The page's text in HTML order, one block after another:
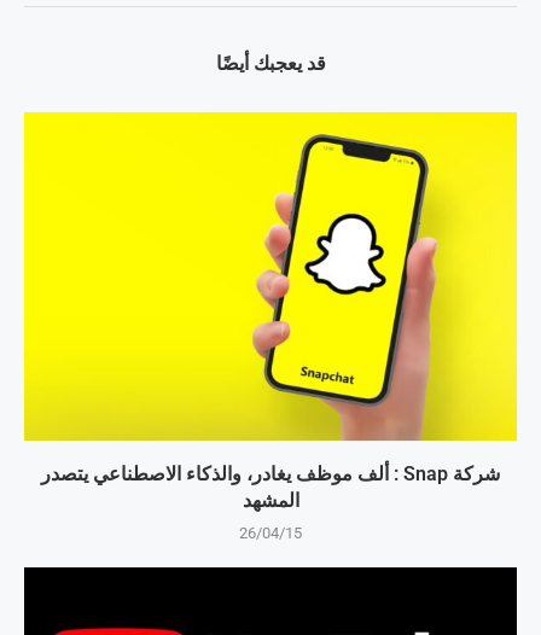
قد يعجبك أيضًا
شركة Snap : ألف موظف يغادر، والذكاء الاصطناعي يتصدر
المشهد
26/04/15